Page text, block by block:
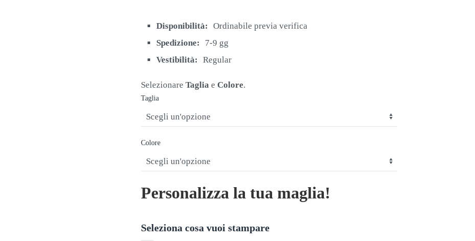
era:
è:
Disponibilità:
Ordinabile previa verifica
Spedizione:
7-9 gg
Vestibilità:
Regular
Selezionare Taglia e Colore.
Taglia
Colore
Personalizza la tua maglia!
Seleziona cosa vuoi stampare